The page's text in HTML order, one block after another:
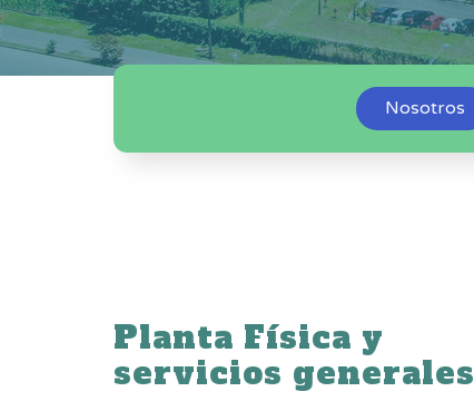
Nosotros
Planta Física y
servicios generales